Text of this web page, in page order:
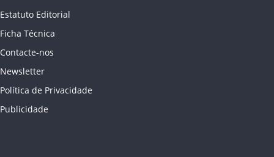
Estatuto Editorial
Ficha Técnica
Contacte-nos
Newsletter
Política de Privacidade
Publicidade